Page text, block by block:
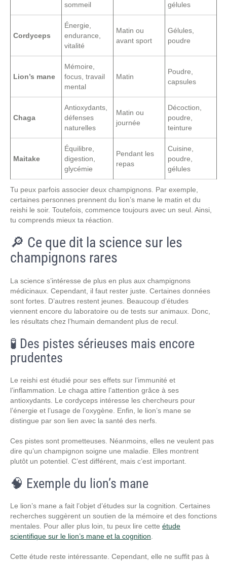
sommeil
gélules
Cordyceps
Énergie,
endurance,
vitalité
Matin ou
avant sport
Gélules,
poudre
Lion’s mane
Mémoire,
focus, travail
mental
Matin
Poudre,
capsules
Chaga
Antioxydants,
défenses
naturelles
Matin ou
journée
Décoction,
poudre,
teinture
Maitake
Équilibre,
digestion,
glycémie
Pendant les
repas
Cuisine,
poudre,
gélules
Tu peux parfois associer deux champignons. Par exemple,
certaines personnes prennent du lion’s mane le matin et du
reishi le soir. Toutefois, commence toujours avec un seul. Ainsi,
tu comprends mieux ta réaction.
🔎 Ce que dit la science sur les
champignons rares
La science s’intéresse de plus en plus aux champignons
médicinaux. Cependant, il faut rester juste. Certaines données
sont fortes. D’autres restent jeunes. Beaucoup d’études
viennent encore du laboratoire ou de tests sur animaux. Donc,
les résultats chez l’humain demandent plus de recul.
🧪 Des pistes sérieuses mais encore
prudentes
Le reishi est étudié pour ses effets sur l’immunité et
l’inflammation. Le chaga attire l’attention grâce à ses
antioxydants. Le cordyceps intéresse les chercheurs pour
l’énergie et l’usage de l’oxygène. Enfin, le lion’s mane se
distingue par son lien avec la santé des nerfs.
Ces pistes sont prometteuses. Néanmoins, elles ne veulent pas
dire qu’un champignon soigne une maladie. Elles montrent
plutôt un potentiel. C’est différent, mais c’est important.
🧠 Exemple du lion’s mane
Le lion’s mane a fait l’objet d’études sur la cognition. Certaines
recherches suggèrent un soutien de la mémoire et des fonctions
mentales. Pour aller plus loin, tu peux lire cette étude
scientifique sur le lion’s mane et la cognition
Cette étude reste intéressante. Cependant, elle ne suffit pas à